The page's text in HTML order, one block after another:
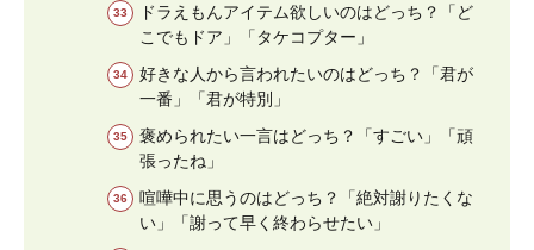
ドラえもんアイテム欲しいのはどっち？「ど
こでもドア」「タケコプター」
好きな人から言われたいのはどっち？「君が
一番」「君が特別」
褒められたい一言はどっち？「すごい」「頑
張ったね」
喧嘩中に思うのはどっち？「絶対謝りたくな
い」「謝って早く終わらせたい」